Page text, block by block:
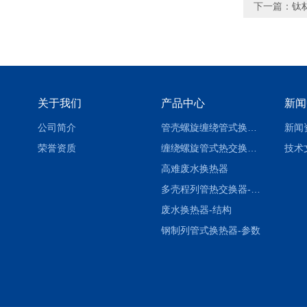
下一篇： 钛
关于我们
公司简介
荣誉资质
产品中心
高难废水换热器
废水换热器-结构
钢制列管式换热器-参数
新
新闻
技术